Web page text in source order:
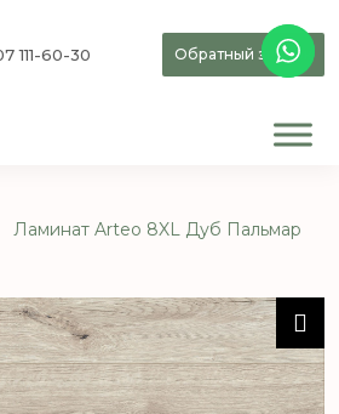
111-60-30 Обратный звонок
Ламинат Arteo 8XL Дуб Пальмар